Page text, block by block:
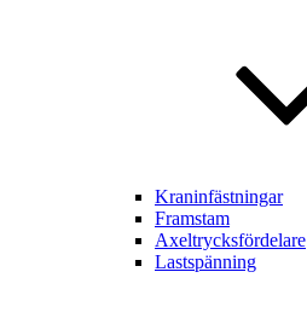
Kraninfästningar
Framstam
Axeltrycksfördelare
Lastspänning